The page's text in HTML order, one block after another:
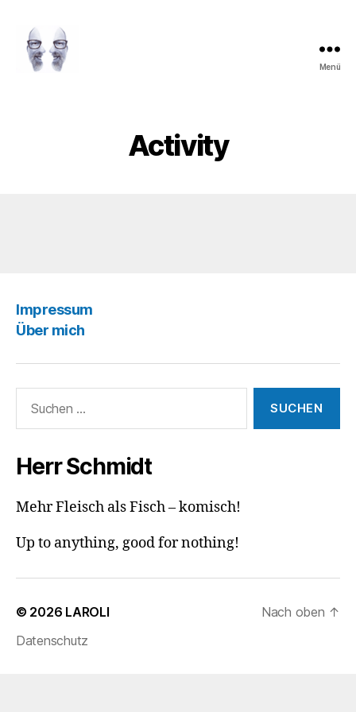
Menü
Activity
Impressum
Über mich
nach:
Herr Schmidt
Mehr Fleisch als Fisch – komisch!
Up to anything, good for nothing!
© 2026 LAROLI
Datenschutz
Nach oben ↑